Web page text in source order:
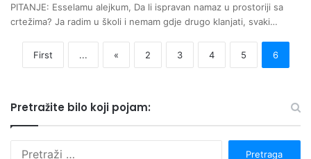
PITANJE: Esselamu alejkum, Da li ispravan namaz u prostoriji sa
crtežima? Ja radim u školi i nemam gdje drugo klanjati, svaki…
First ... « 2 3 4 5 6
Pretražite bilo koji pojam: